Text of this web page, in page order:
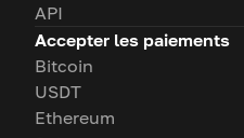
API
Accepter les paiements
Bitcoin
USDT
Ethereum